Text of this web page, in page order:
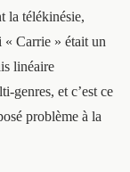
la télékinésie,
« Carrie » était un
linéaire
genres, et c’est ce
problème à la